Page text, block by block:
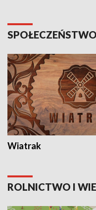
SPOŁECZEŃSTWO
Wiatrak
ROLNICTWO I